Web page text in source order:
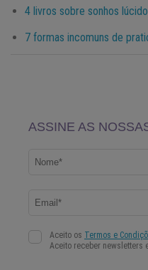
4 livros sobre sonhos
7 formas incomuns de